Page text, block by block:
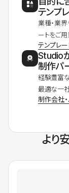
テンプ
業種・業
ートをご用
テンプレ
Studio
制作パ
経験豊富
最適な一社
制作会社
より